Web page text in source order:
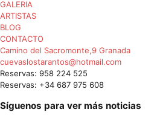
GALERIA
ARTISTAS
BLOG
CONTACTO
Camino del Sacromonte,9 Granada
cuevaslostarantos@hotmail.com
Reservas: 958 224 525
Reservas: +34 687 975 608
Síguenos para ver más noticias